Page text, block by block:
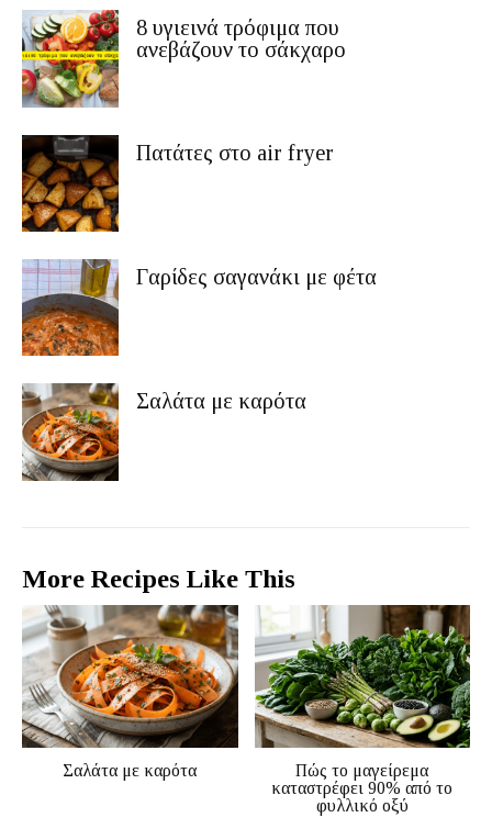
8 υγιεινά τρόφιμα που
ανεβάζουν το σάκχαρο
Πατάτες στο air fryer
Γαρίδες σαγανάκι με φέτα
Σαλάτα με καρότα
More Recipes Like This
Σαλάτα με καρότα
Πώς το μαγείρεμα
καταστρέφει 90% από το
φυλλικό οξύ